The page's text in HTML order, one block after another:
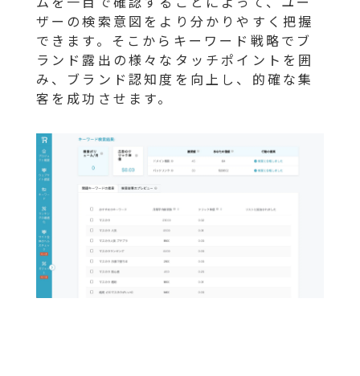
ザーの検索意図をより分かりやすく把握
できます。そこからキーワード戦略でブ
ランド露出の様々なタッチポイントを囲
み、ブランド認知度を向上し、的確な集
客を成功させます。